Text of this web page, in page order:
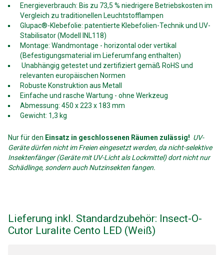
Energieverbrauch: Bis zu 73,5 % niedrigere Betriebskosten im
Vergleich zu traditionellen Leuchtstofflampen
Glupac®-Klebefolie: patentierte Klebefolien-Technik und UV-
Stabilisator (Modell INL118)
Montage: Wandmontage - horizontal oder vertikal
(Befestigungsmaterial im Lieferumfang enthalten)
Unabhängig getestet und zertifiziert gemäß RoHS und
relevanten europäischen Normen
Robuste Konstruktion aus Metall
Einfache und rasche Wartung - ohne Werkzeug
Abmessung: 450 x 223 x 183 mm
Gewicht: 1,3 kg
Nur für den Einsatz in geschlossenen Räumen zulässig! UV-
Geräte dürfen nicht im Freien eingesetzt werden, da nicht-selektive
Insektenfänger (Geräte mit UV-Licht als Lockmittel) dort nicht nur
Schädlinge, sondern auch Nutzinsekten fangen.
Lieferung inkl. Standardzubehör: Insect-O-
Cutor Luralite Cento LED (Weiß)